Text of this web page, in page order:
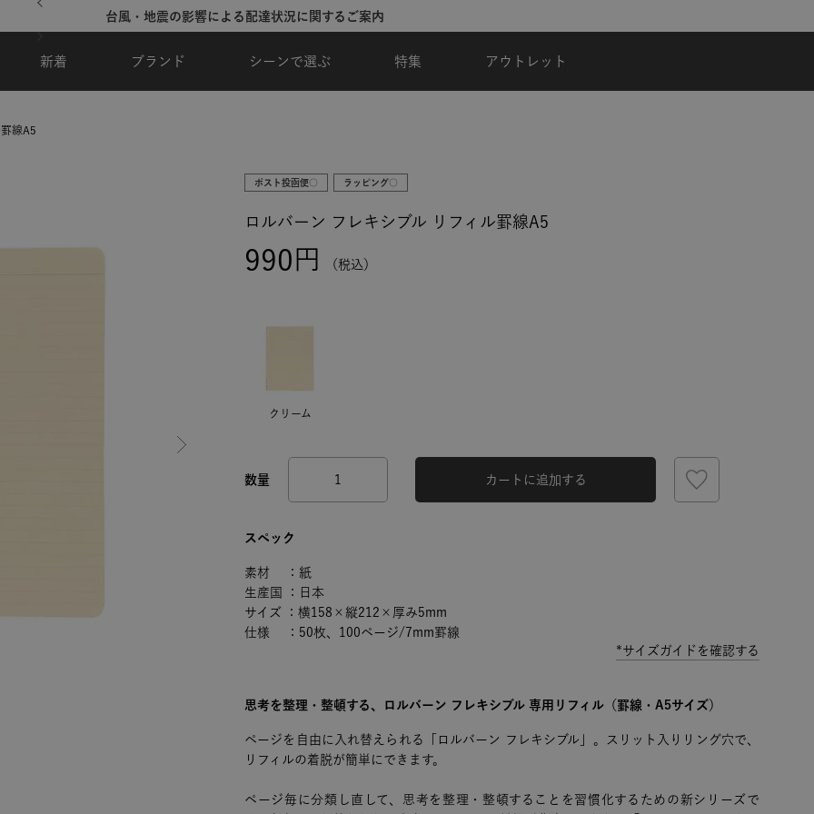
台風・地震の影響による配達状況に関するご案内
新着 ブランド シーンで選ぶ 特集 アウトレット
線A5
ポスト投函便○ ラッピング○
ロルバーン フレキシブル リフィル罫線A5
990 税込
クリーム
カートに追加する
スペック
素材 ：紙
生産国 ：日本
サイズ ：横158×縦212×厚み5mm
仕様 ：50枚、100ページ/7mm罫線
*サイズガイドを確認する
思考を整理・整頓する、ロルバーン フレキシブル 専用リフィル（罫線・A5サイズ）
ページを自由に入れ替えられる「ロルバーン フレキシブル」。スリット入りリング穴で、
リフィルの着脱が簡単にできます。
ページ毎に分類し直して、思考を整理・整頓することを習慣化するための新シリーズで